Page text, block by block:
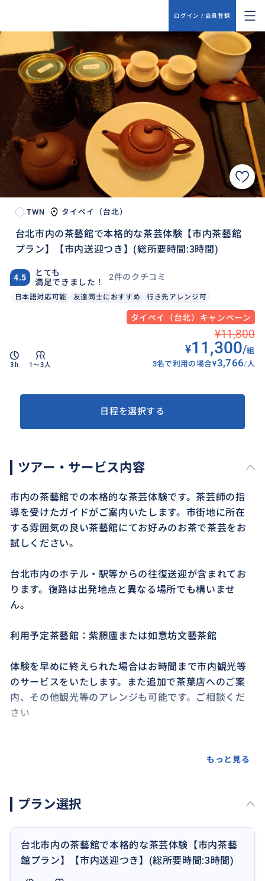
ログイン / 会員登録
TWN タイペイ（台北）
台北市内の茶藝館で本格的な茶芸体験【市内茶藝館
プラン】【市内送迎つき】(総所要時間:3時間)
4.5
とても
満足できました！
2件のクチコミ
日本語対応可能 友達同士におすすめ 行き先アレンジ可
タイペイ（台北）キャンペーン
3h 1〜3人
¥11,800
¥11,300/組
3名で利用の場合¥3,766/ 人
日程を選択する
ツアー・サービス内容
市内の茶藝館での本格的な茶芸体験です。茶芸師の指
導を受けたガイドがご案内いたします。市街地に所在
する雰囲気の良い茶藝館にてお好みのお茶で茶芸をお
試しください。
台北市内のホテル・駅等からの往復送迎が含まれてお
ります。復路は出発地点と異なる場所でも構いませ
ん。
利用予定茶藝館：紫藤廬または如意坊文藝茶館
体験を早めに終えられた場合はお時間まで市内観光等
のサービスをいたします。また追加で茶葉店へのご案
内、その他観光等のアレンジも可能です。ご相談くだ
さい
もっと見る
プラン選択
台北市内の茶藝館で本格的な茶芸体験【市内茶藝
館プラン】【市内送迎つき】(総所要時間:3時間)